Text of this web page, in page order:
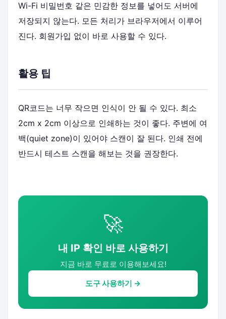
Wi-Fi 비밀번호 같은 민감한 정보를 넣어도 서버에
저장되지 않는다. 모든 처리가 브라우저에서 이루어
진다. 회원가입 없이 바로 사용할 수 있다.
활용 팁
QR코드는 너무 작으면 인식이 안 될 수 있다. 최소
2cm x 2cm 이상으로 인쇄하는 것이 좋다. 주변에 여
백(quiet zone)이 있어야 스캔이 잘 된다. 인쇄 전에
반드시 테스트 스캔을 해보는 것을 권장한다.
🚀
내 IP 확인 바로 사용하기
지금 바로 무료로 이용해보세요!
도구 사용하기 →